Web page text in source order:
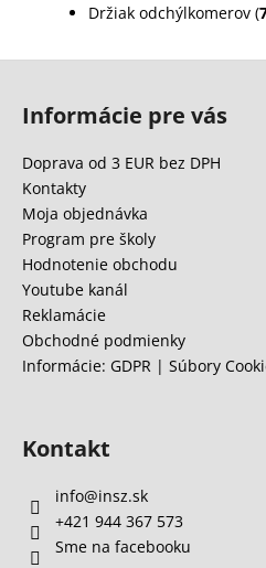
Držiak odchýlkomerov (
Informácie pre vás
Doprava od 3 EUR bez DPH
Kontakty
Moja objednávka
Program pre školy
Hodnotenie obchodu
Youtube kanál
Reklamácie
Obchodné podmienky
Informácie: GDPR | Súbory
Kontakt
info@insz.sk
+421 944 367 573
Sme na facebooku